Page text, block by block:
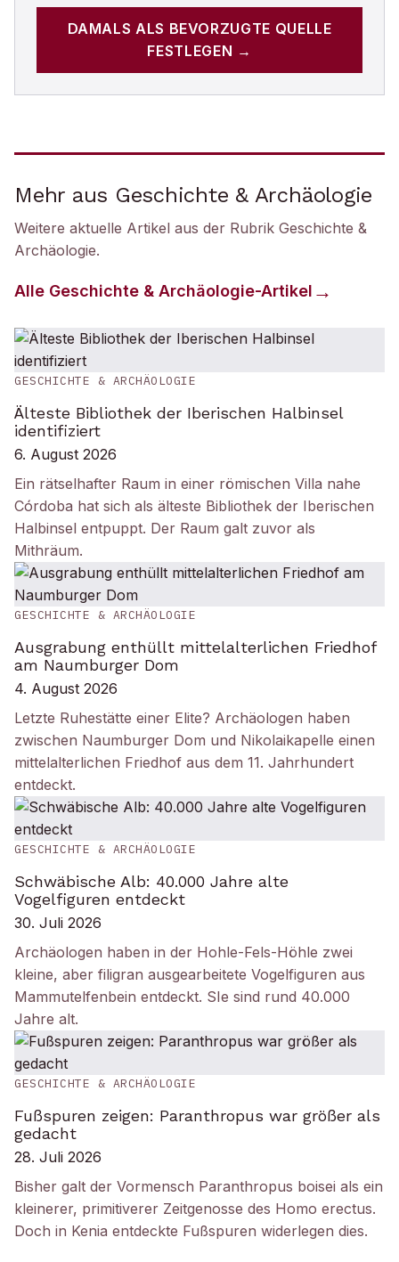
DAMALS ALS BEVORZUGTE QUELLE
FESTLEGEN →
Mehr aus Geschichte & Archäologie
Weitere aktuelle Artikel aus der Rubrik Geschichte &
Archäologie.
Alle Geschichte & Archäologie-Artikel
GESCHICHTE & ARCHÄOLOGIE
Älteste Bibliothek der Iberischen Halbinsel
identifiziert
6. August 2026
Ein rätselhafter Raum in einer römischen Villa nahe
Córdoba hat sich als älteste Bibliothek der Iberischen
Halbinsel entpuppt. Der Raum galt zuvor als
Mithräum.
GESCHICHTE & ARCHÄOLOGIE
Ausgrabung enthüllt mittelalterlichen Friedhof
am Naumburger Dom
4. August 2026
Letzte Ruhestätte einer Elite? Archäologen haben
zwischen Naumburger Dom und Nikolaikapelle einen
mittelalterlichen Friedhof aus dem 11. Jahrhundert
entdeckt.
GESCHICHTE & ARCHÄOLOGIE
Schwäbische Alb: 40.000 Jahre alte
Vogelfiguren entdeckt
30. Juli 2026
Archäologen haben in der Hohle-Fels-Höhle zwei
kleine, aber filigran ausgearbeitete Vogelfiguren aus
Mammutelfenbein entdeckt. SIe sind rund 40.000
Jahre alt.
GESCHICHTE & ARCHÄOLOGIE
Fußspuren zeigen: Paranthropus war größer als
gedacht
28. Juli 2026
Bisher galt der Vormensch Paranthropus boisei als ein
kleinerer, primitiverer Zeitgenosse des Homo erectus.
Doch in Kenia entdeckte Fußspuren widerlegen dies.